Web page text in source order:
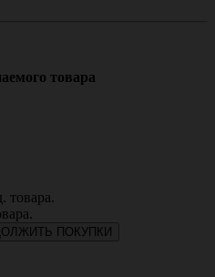
товара
товара.
ПОКУПКИ